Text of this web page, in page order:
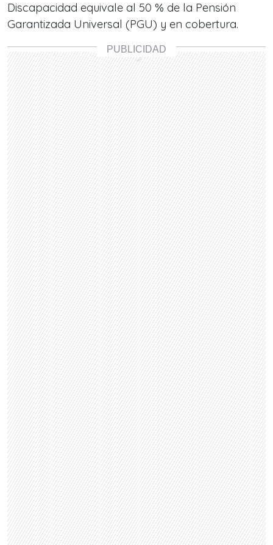
Discapacidad equivale al 50 % de la Pensión
Garantizada Universal (PGU) y en cobertura.